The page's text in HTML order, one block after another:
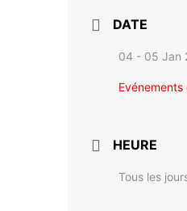
DATE
04 - 05 Jan
HEURE
Tous les